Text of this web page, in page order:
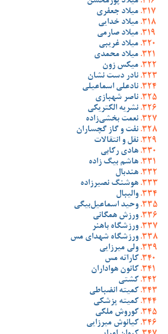
میلاد جعفری
میلاد خدایی
میلاد صارمی
میلاد غریبی
میلاد محمدی
میکس زون
نادر دست نشان
نادعلی اسماعیلی
ناصر شهبازی
نشریه الکتریکی
نعمت بخشی‌زاده
نفت و گاز گچساران
نقل و انتقالات
هادی رکابی
هاشم بیگ زاده
هندبال
هوشنگ نصیرزاده
والیبال
وحید اسماعیل‌بیگی
ورزش همگانی
ورزشگاه باهنر
ورزشگاه شهدای مس
ولی میرزایی
کاراته مس
کانون هواداران
کشتی
کمیته انضباطی
کمیته پزشکی
کوروش ملکی
کیانوش میرزایی